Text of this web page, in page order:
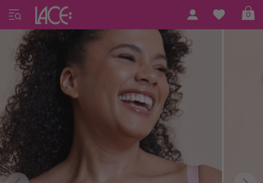
0
Home Curvy Kate